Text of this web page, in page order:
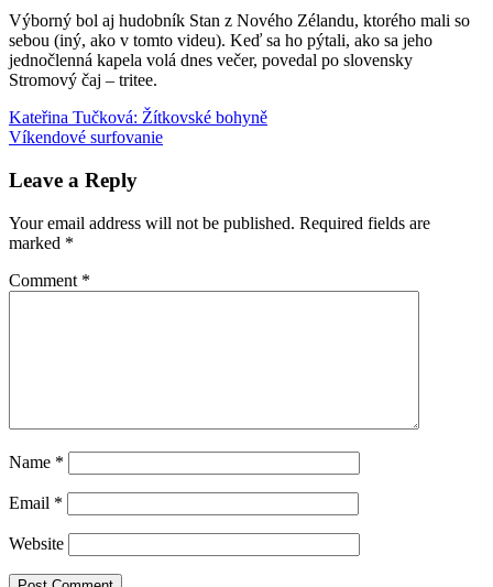
Výborný bol aj hudobník Stan z Nového Zélandu, ktorého mali so
sebou (iný, ako v tomto videu). Keď sa ho pýtali, ako sa jeho
jednočlenná kapela volá dnes večer, povedal po slovensky
Stromový čaj – tritee.
divadlohumorTrite
Post
navigation
Previous
Post:
Kateřina Tučková: Žítkovské bohyně
Next
Víkendové surfovanie
Leave a Reply
Your email address will not be published. Required fields are
marked *
Comment *
Name *
Email *
Website